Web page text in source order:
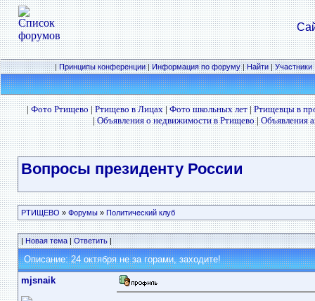
|Принципы конференции|Информация по форуму|Найти|Участники
|Фото Ртищево|Ртищево в Лицах|Фото школьных лет|Ртищевцы в
|Объявления о недвижимости в Ртищево|Объявления
Вопросы президенту России
РТИЩЕВО » Форумы» Политический клуб
|Новая тема|Ответить|
Описание: 24 октября не за горами, заходите!
mjsnaik